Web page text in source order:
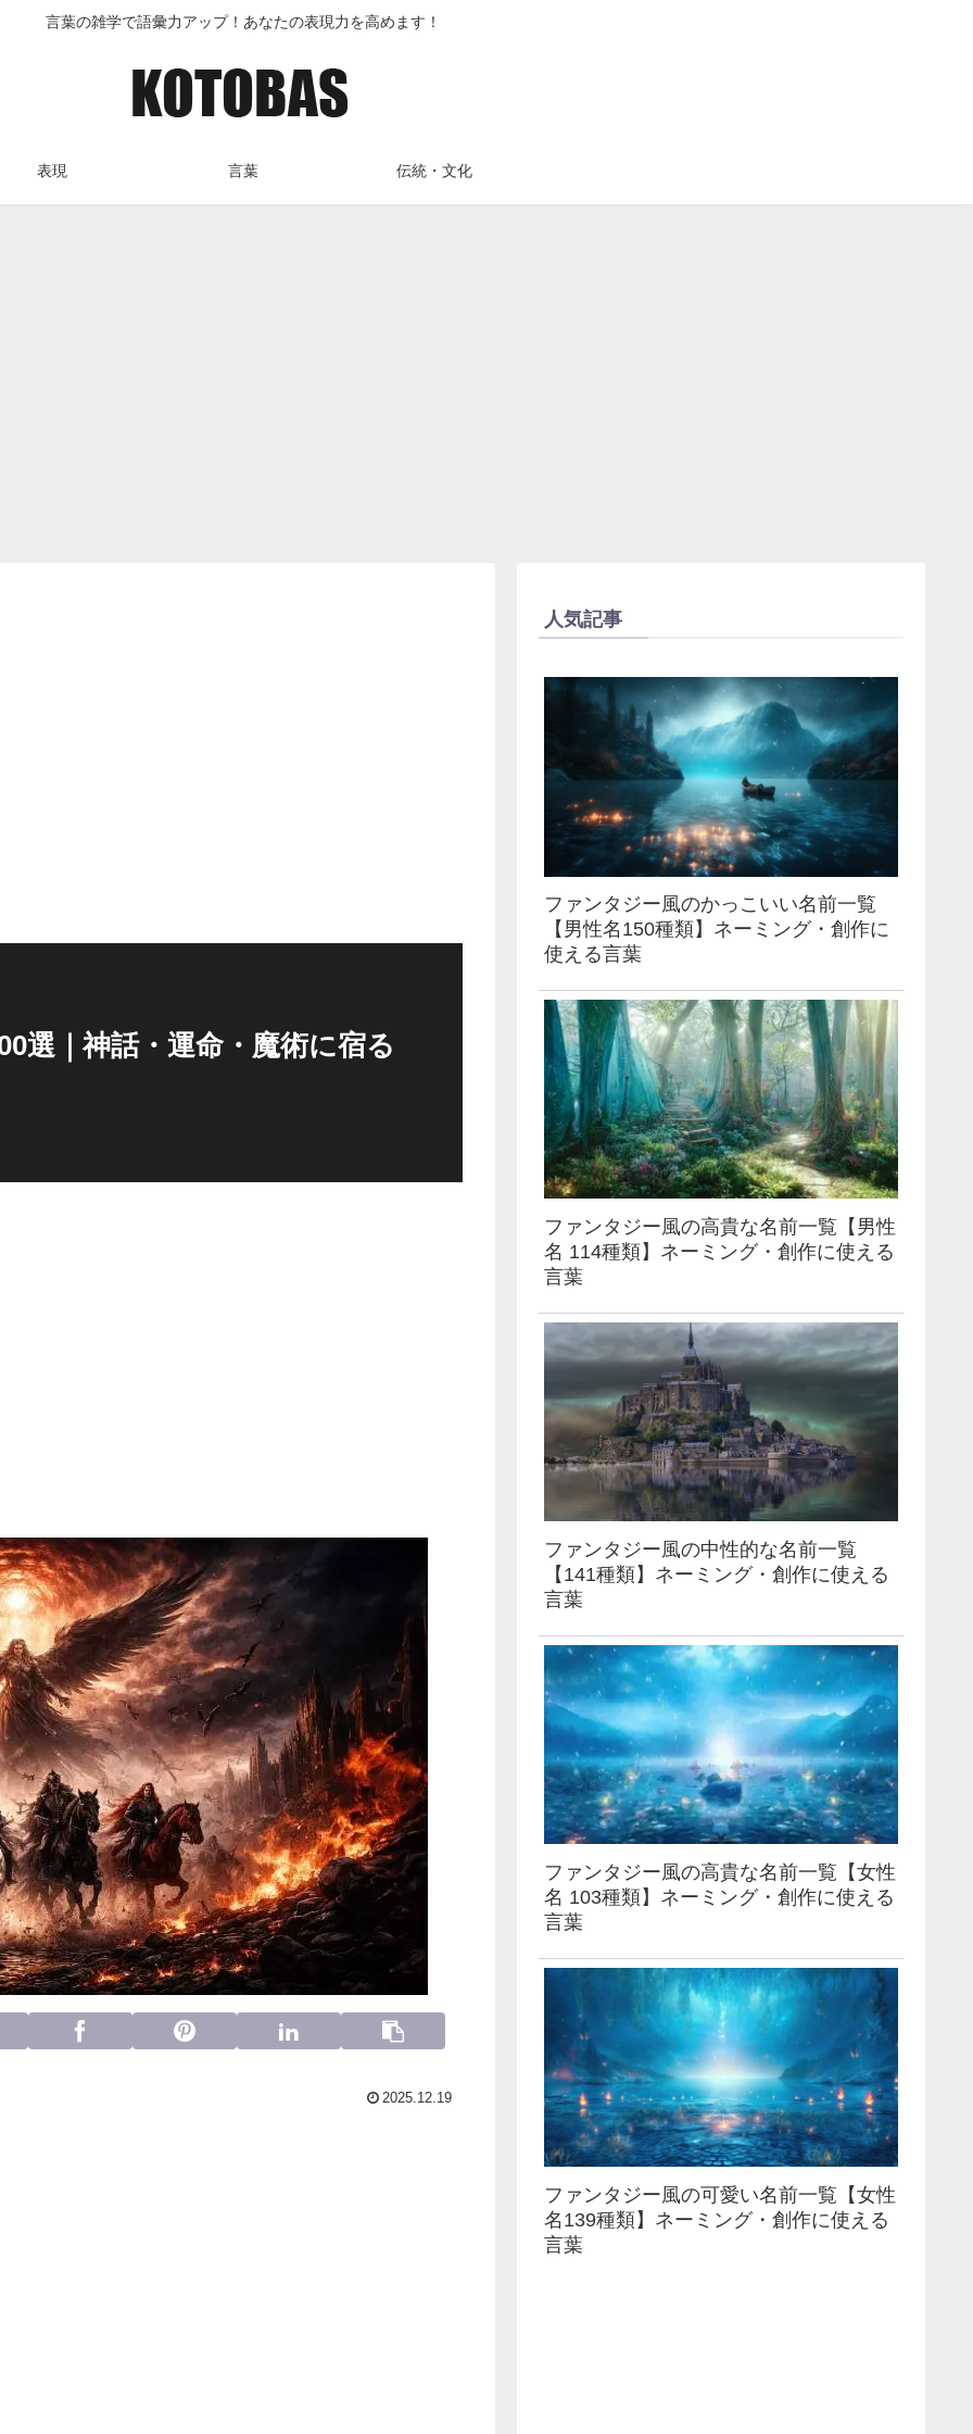
言葉の雑学で語彙力アップ！あなたの表現力を高めます！
表現 言葉 伝統・文化
選｜神話・運命・魔術に宿る
2025.12.19
人気記事
ファンタジー風のかっこいい名前一覧
【男性名150種類】ネーミング・創作に
使える言葉
ファンタジー風の高貴な名前一覧【男性
名 114種類】ネーミング・創作に使える
言葉
ファンタジー風の中性的な名前一覧
【141種類】ネーミング・創作に使える
言葉
ファンタジー風の高貴な名前一覧【女性
名 103種類】ネーミング・創作に使える
言葉
ファンタジー風の可愛い名前一覧【女性
名139種類】ネーミング・創作に使える
言葉